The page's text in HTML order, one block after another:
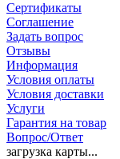
Сертификаты
Соглашение
Задать вопрос
Отзывы
Информация
Условия оплаты
Условия доставки
Услуги
Гарантия на товар
Вопрос/Ответ
загрузка карты...